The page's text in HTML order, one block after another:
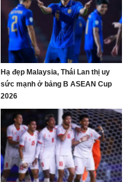
Hạ đẹp Malaysia, Thái Lan thị uy
sức mạnh ở bảng B ASEAN Cup
2026